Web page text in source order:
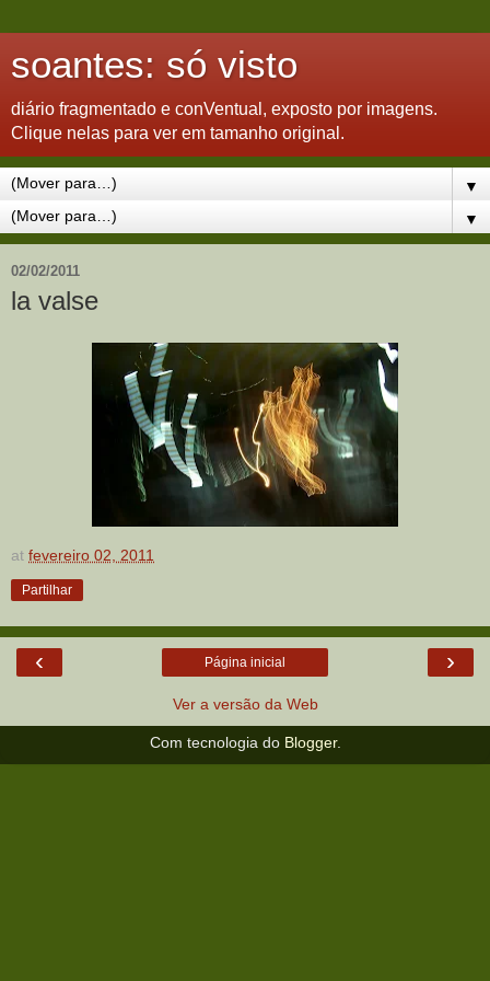
soantes: só visto
diário fragmentado e conVentual, exposto por imagens.
Clique nelas para ver em tamanho original.
▼
▼
02/02/2011
la valse
at fevereiro 02, 2011
Partilhar
‹ ›
Página inicial
Ver a versão da Web
Com tecnologia do Blogger.